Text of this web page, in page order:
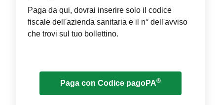
Paga da qui, dovrai inserire solo il codice
fiscale dell'azienda sanitaria e il n° dell'avviso
che trovi sul tuo bollettino.
Paga con Codice pagoPA®